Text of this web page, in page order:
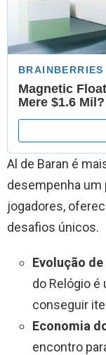
Al de Baran é
desempenha um
jogadores,
desafios únicos.
Evolução
do Relógio é
conseguir
Economia
encontro